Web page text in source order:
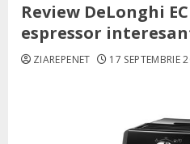
Review DeLonghi
espressor
ZIAREPENET 17 SEPTEMBRIE